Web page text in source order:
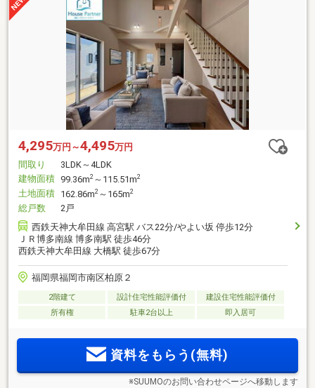
4,295万円～4,495万円
間取り
3LDK～4LDK
建物面積 99.36m2 ～115.51m2
土地面積 162.86m2 ～165m2
総戸数
2戸
西鉄天神大牟田線 高宮駅 バス22分/やよい坂 停歩12分
ＪＲ博多南線 博多南駅 徒歩46分
西鉄天神大牟田線 大橋駅 徒歩67分
福岡県福岡市南区柏原２
2階建て 設計住宅性能評価付
建設住宅性能評価付
所有権
駐車2台以上 即入居可
資料をもらう(無料)
※SUUMOのお問い合わせページへ移動します